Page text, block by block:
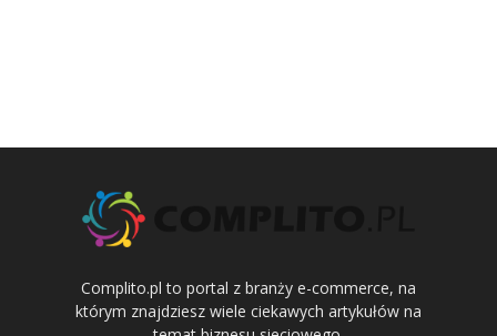
Complito.pl to portal z branży e-commerce, na
którym znajdziesz wiele ciekawych artykułów na